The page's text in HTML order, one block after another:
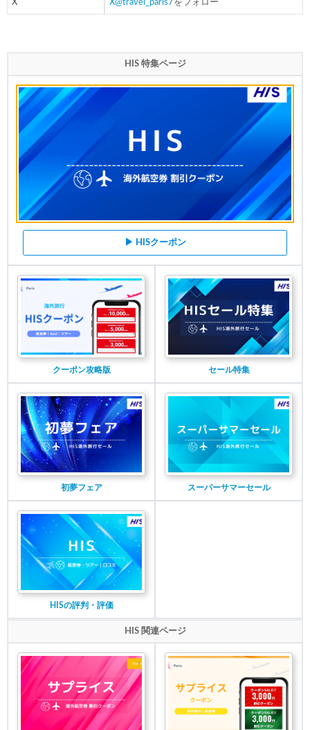
X X@travel_paris7 をフォロー
HIS 特集ページ
▶ HISクーポン
クーポン攻略版 セール特集
初夢フェア スーパーサマーセール
HISの評判・評価
HIS 関連ページ